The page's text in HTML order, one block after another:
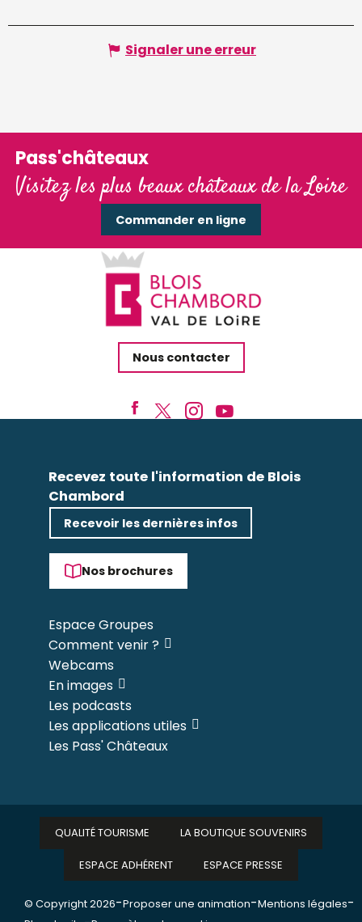
Signaler une erreur
Pass'châteaux
Visitez les plus beaux châteaux de la Loire
Commander en ligne
Nous contacter
Recevez toute l'information de Blois
Chambord
Recevoir les dernières infos
Nos brochures
Espace Groupes
Comment venir ?
Webcams
En images
Les podcasts
Les applications utiles
Les Pass' Châteaux
© Copyright 2026-Proposer une animation-Mentions légales-
QUALITÉ TOURISME LA BOUTIQUE SOUVENIRS
ESPACE ADHÉRENT ESPACE PRESSE